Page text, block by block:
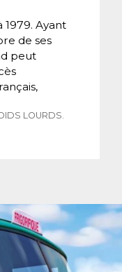
1979. Ayant
de ses
peut
LOURDS.